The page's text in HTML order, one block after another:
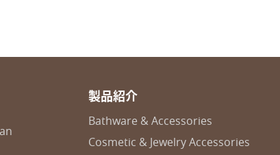
製品紹介
Bathware & Accessories
Cosmetic & Jewelry Accessories